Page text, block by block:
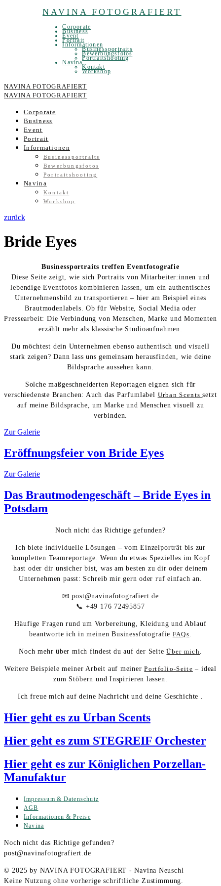
NAVINA FOTOGRAFIERT
Corporate
Business
Event
Portrait
Informationen
Businessportraits
Bewerbungsfotos
Portraitshooting
Navina
Kontakt
Workshop
NAVINA FOTOGRAFIERT
NAVINA FOTOGRAFIERT
Corporate
Business
Event
Portrait
Informationen
Businessportraits
Bewerbungsfotos
Portraitshooting
Navina
Kontakt
Workshop
zurück
Bride Eyes
Businessportraits treffen Eventfotografie
Diese Seite zeigt, wie sich Portraits von Mitarbeiter:innen und
lebendige Eventfotos kombinieren lassen, um ein authentisches
Unternehmensbild zu transportieren – hier am Beispiel eines
Brautmodenlabels. Ob für Website, Social Media oder
Pressearbeit: Die Verbindung von Menschen, Marke und Momenten
erzählt mehr als klassische Studioaufnahmen.
Du möchtest dein Unternehmen ebenso authentisch und visuell
stark zeigen? Dann lass uns gemeinsam herausfinden, wie deine
Bildsprache aussehen kann.
Solche maßgeschneiderten Reportagen eignen sich für
verschiedenste Branchen: Auch das Parfumlabel Urban Scentssetzt
auf meine Bildsprache, um Marke und Menschen visuell zu
verbinden.
Zur Galerie
Eröffnungsfeier von Bride Eyes
Zur Galerie
Das Brautmodengeschäft – Bride Eyes in
Potsdam
Noch nicht das Richtige gefunden?
Ich biete individuelle Lösungen – vom Einzelporträt bis zur
kompletten Teamreportage. Wenn du etwas Spezielles im Kopf
hast oder dir unsicher bist, was am besten zu dir oder deinem
Unternehmen passt: Schreib mir gern oder ruf einfach an.
📧 post@navinafotografiert.de
📞 +49 176 72495857
Häufige Fragen rund um Vorbereitung, Kleidung und Ablauf
beantworte ich in meinen Businessfotografie FAQs
Noch mehr über mich findest du auf der Seite Über mich
Weitere Beispiele meiner Arbeit auf meinerPortfolio-Seite – ideal
zum Stöbern und Inspirieren lassen.
Ich freue mich auf deine Nachricht und deine Geschichte .
Hier geht es zu Urban Scents
Hier geht es zum STEGREIF Orchester
Hier geht es zur Königlichen Porzellan-
Manufaktur
Impressum & Datenschutz
AGB
Informationen & Preise
Navina
Noch nicht das Richtige gefunden?
post@navinafotografiert.de
© 2025 by NAVINA FOTOGRAFIERT - Navina Neuschl
Keine Nutzung ohne vorherige schriftliche Zustimmung.